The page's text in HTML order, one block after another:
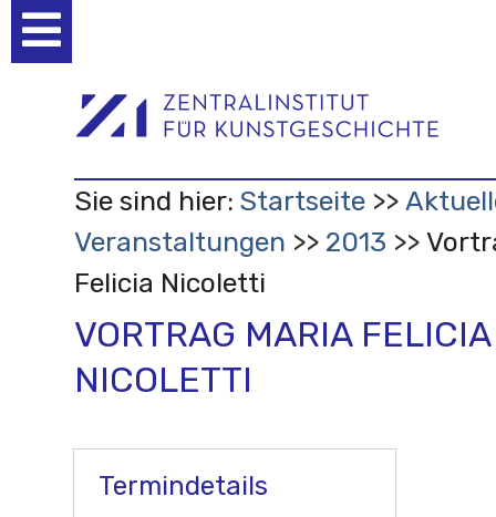
Werkzeuge
Sie sind hier: Startseite
Veranstaltungen
2013
Felicia Nicoletti
VORTRAG MARIA FELICIA
NICOLETTI
Termindetails